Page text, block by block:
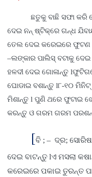
ଛତୁକୁ ବାଛି ସଫା କରି
ଦେଇ ନନ୍ ଷ୍ଟିକ୍ରେ ଗନ୍ଧ
ତେଲ ଦେଇ କରେଇରେ ଫୁଟଣ
–ଲଙ୍କାର ପାଲିସ୍ ବଟାକୁ
ହଳଦୀ ଦେଇ ଗୋଳାନ୍ତୁ
ଘୋଡାଇ ବଶାନ୍ତୁ l୮-୧୦
ମିଶାନ୍ତୁ l ପୁଣି ଥରେ ଫୁଟାଇ
କରନ୍ତୁ ଓ ଗରମ ଗରମ
[ବି ; – ଦ୍ର; ସୋରିଷ
ଦେଇ ବାଟନ୍ତୁ lଏ ମସଲା
କରେଇରେ ପକାଇ ତୁରନ୍ତ